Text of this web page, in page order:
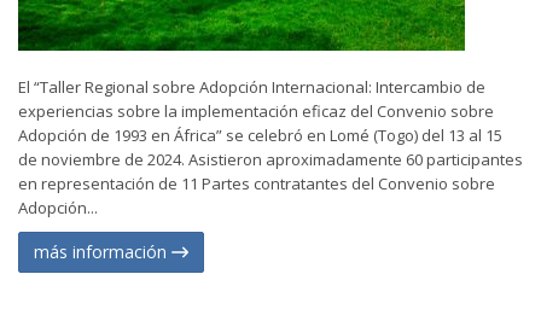
El “Taller Regional sobre Adopción Internacional: Intercambio de
experiencias sobre la implementación eficaz del Convenio sobre
Adopción de 1993 en África” se celebró en Lomé (Togo) del 13 al 15
de noviembre de 2024. Asistieron aproximadamente 60 participantes
en representación de 11 Partes contratantes del Convenio sobre
Adopción...
más información